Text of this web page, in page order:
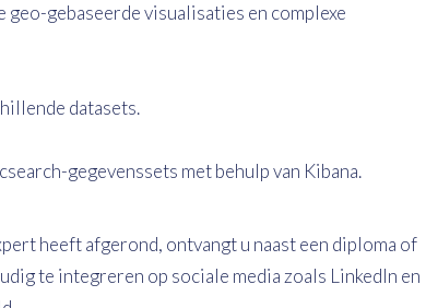
geo-gebaseerde visualisaties en complexe
datasets.
gegevenssets met behulp van Kibana.
heeft afgerond, ontvangt u naast een diploma of
te integreren op sociale media zoals LinkedIn en